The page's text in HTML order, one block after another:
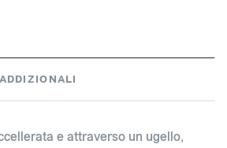
e attraverso un ugello,